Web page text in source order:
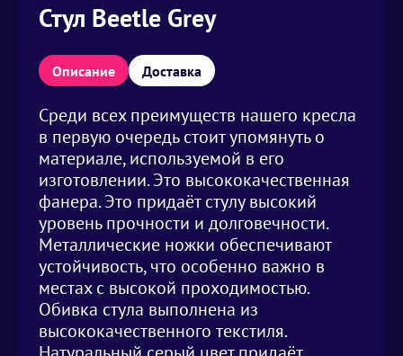
Стул Beetle Grey
Описание Доставка
Среди всех преимуществ нашего кресла
в первую очередь стоит упомянуть о
материале, используемой в его
изготовлении. Это высококачественная
фанера. Это придаёт стулу высокий
уровень прочности и долговечности.
Металлические ножки обеспечивают
устойчивость, что особенно важно в
местах с высокой проходимостью.
Обивка стула выполнена из
высококачественного текстиля.